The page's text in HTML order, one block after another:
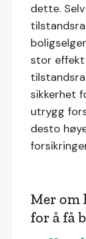
dette.
stor effekt
sikkerhet
utrygg
desto
Mer om
for å få